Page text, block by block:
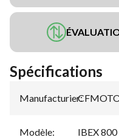
Spécifications
Manufacturier:
Modèle: IBEX 800